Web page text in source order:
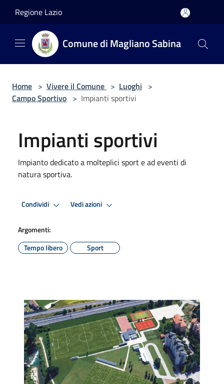
Regione Lazio
Comune di Magliano Sabina
Home > Vivere il Comune > Luoghi >
Campo Sportivo > Impianti sportivi
Impianti sportivi
Impianto dedicato a molteplici sport e ad eventi di
natura sportiva.
Condividi Vedi azioni
Argomenti:
Tempo libero
Sport